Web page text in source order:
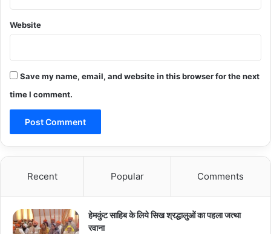
Website
Save my name, email, and website in this browser for the next
time I comment.
Recent Popular Comments
हेमकुंट साहिब के लिये सिख श्रद्धालुओं का पहला जत्था
रवाना